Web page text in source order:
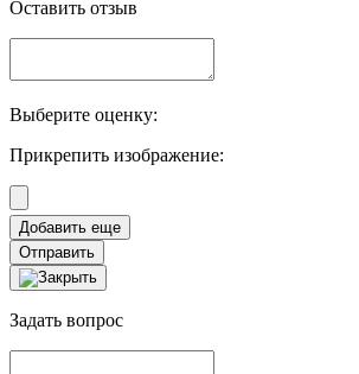
Оставить отзыв
Выберите оценку:
Прикрепить изображение:
Отправить
Задать вопрос